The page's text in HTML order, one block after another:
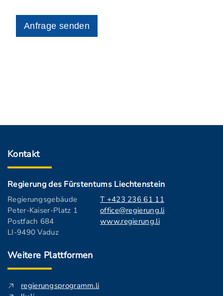
Anfrage senden
Kontakt
Regierung des Fürstentums Liechtenstein
Regierungsgebäude
Peter-Kaiser-Platz 1
Postfach 684
LI-9490 Vaduz
T +423 236 61 11
office@regierung.li
www.regierung.li
Weitere Plattformen
regierungsprogramm.li